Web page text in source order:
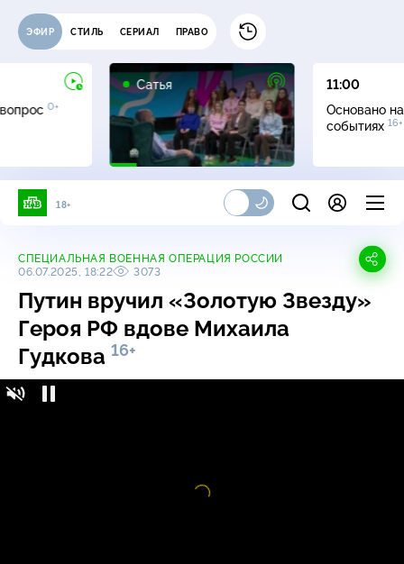
ЭФИР СТИЛЬ СЕРИАЛ ПРАВО
0+
Сатья
16+
11:00
Основано
событиях 16+
18+
СПЕЦИАЛЬНАЯ ВОЕННАЯ ОПЕРАЦИЯ РОССИИ
06.07.2025, 18:22
3073
Путин вручил «Золотую Звезду»
Героя РФ вдове Михаила
Гудкова 16+
Видео